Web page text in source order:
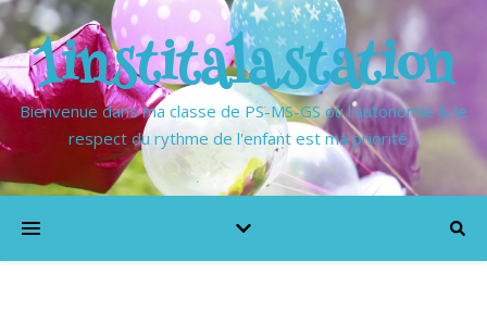
1institalastation
Bienvenue dans ma classe de PS-MS-GS où l'autonomie & le
respect du rythme de l'enfant est ma priorité…